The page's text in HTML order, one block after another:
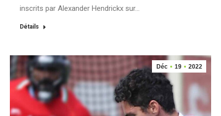
inscrits par Alexander Hendrickx sur…
Détails
Déc 19 2022